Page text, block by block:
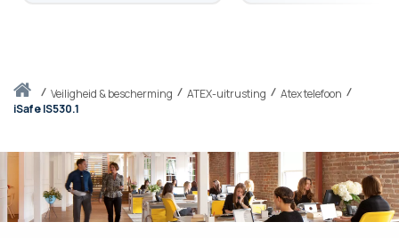
Thuisveiligheid & bescherming ATEX-uitrusting
Atex telefoon
iSafe IS530.1